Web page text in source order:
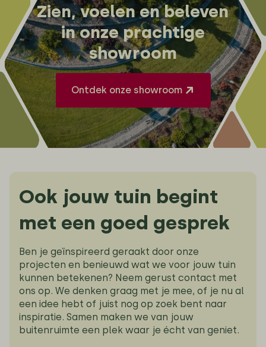
Zien, voelen en beleven
in onze prachtige
showroom
Ontdek onze showroom
Ook jouw tuin begint
met een goed gesprek
Ben je geïnspireerd geraakt door onze
projecten en benieuwd wat we voor jouw tuin
kunnen betekenen? Neem gerust contact met
ons op. We denken graag met je mee, of je nu al
een idee hebt of juist nog op zoek bent naar
inspiratie. Samen maken we van jouw
buitenruimte een plek waar je écht van geniet.